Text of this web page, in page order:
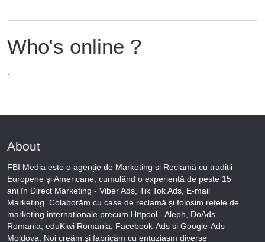
Who's online ?
:
About
FBI Media este o agenție de Marketing și Reclamă cu tradiții
Europene și Americane, cumulând o experiență de peste 15
ani în Direct Marketing - Viber Ads, Tik Tok Ads, E-mail
Marketing. Colaborăm cu case de reclamă și folosim rețele de
marketing internationale precum Httpool - Aleph, DoAds
Romania, eduKiwi Romania, Facebook-Ads și Google-Ads
Moldova. Noi creăm și fabricăm cu entuziasm diverse